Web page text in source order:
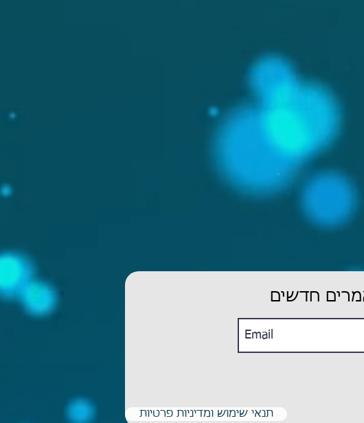
חדשים
תנאי שימוש ומדיניות פרטיות